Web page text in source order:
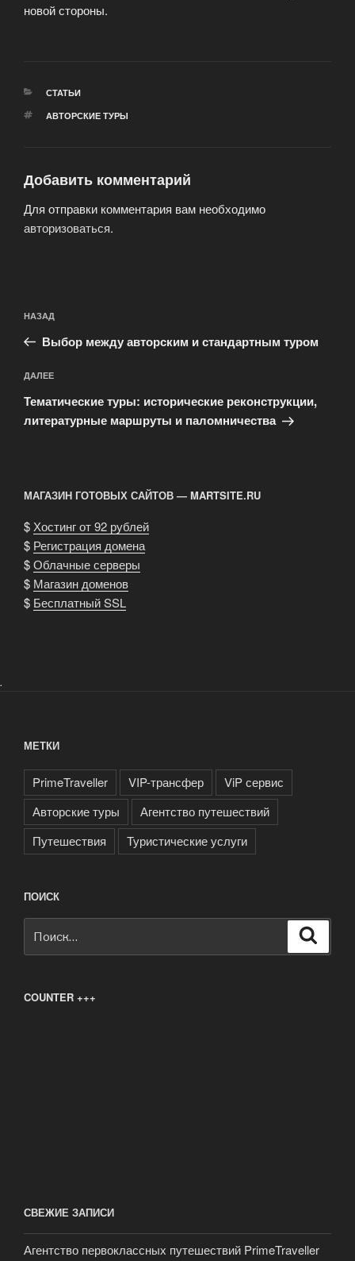
новой стороны.
РУБРИКИ
СТАТЬИ
МЕТКИ
АВТОРСКИЕ ТУРЫ
Добавить комментарий
Для отправки комментария вам необходимо
авторизоваться.
по
записям
Предыдущая
запись:
НАЗАД
Выбор между авторским и стандартным туром
Следующая
запись
ДАЛЕЕ
Тематические туры: исторические реконструкции,
литературные маршруты и паломничества
МАГАЗИН ГОТОВЫХ САЙТОВ — MARTSITE.RU
$ Хостинг от 92 рублей
$ Регистрация домена
$Облачные серверы
$ Магазин доменов
$ Бесплатный SSL
.
МЕТКИ
PrimeTraveller VIP-трансфер
ViP сервис
Авторские туры
Агентство путешествий
Путешествия
Туристические услуги
ПОИСК
COUNTER +++
СВЕЖИЕ ЗАПИСИ
Агентство первоклассных путешествий PrimeTraveller